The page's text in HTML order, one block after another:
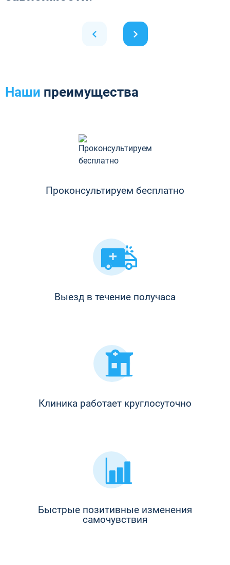
Наши преимущества
Проконсультируем бесплатно
Выезд в течение получаса
Клиника работает круглосуточно
Быстрые позитивные изменения
самочувствия